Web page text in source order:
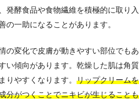
発酵食品や食物繊維を積極的に取り入
の一助になることがあります。
の変化で皮膚が動きやすい部位でもあ
い傾向があります。乾燥した肌は角質
りやすくなります。 リップクリームを
分がつくことでニキビが生じることも